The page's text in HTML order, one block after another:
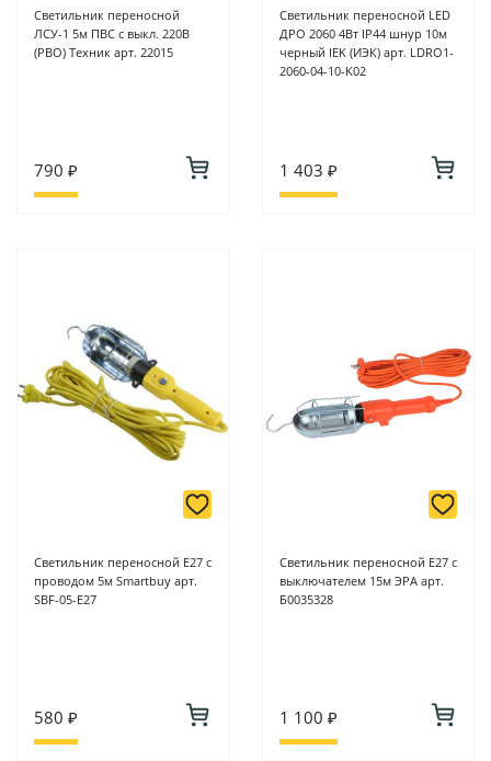
Светильник переносной
ЛСУ-1 5м ПВС с выкл. 220В
(РВО) Техник арт. 22015
790 ₽
Светильник переносной LED
ДРО 2060 4Вт IP44 шнур 10м
черный IEK (ИЭК) арт. LDRO1-
2060-04-10-K02
1 403 ₽
Светильник переносной E27 с
проводом 5м Smartbuy арт.
SBF-05-E27
580 ₽
Светильник переносной E27 с
выключателем 15м ЭРА арт.
Б0035328
1 100 ₽